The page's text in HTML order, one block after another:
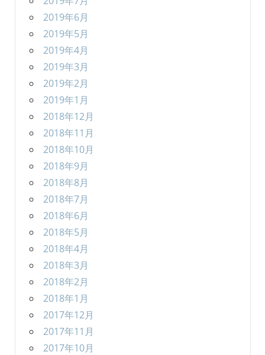
2019年6月
2019年5月
2019年4月
2019年3月
2019年2月
2019年1月
2018年12月
2018年11月
2018年10月
2018年9月
2018年8月
2018年7月
2018年6月
2018年5月
2018年4月
2018年3月
2018年2月
2018年1月
2017年12月
2017年11月
2017年10月